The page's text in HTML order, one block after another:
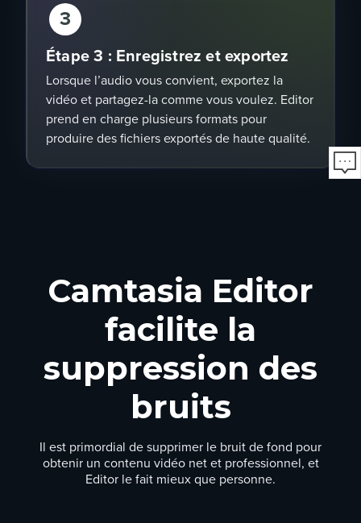
3
Étape 3 : Enregistrez et exportez
Lorsque l’audio vous convient, exportez la
vidéo et partagez-la comme vous voulez. Editor
prend en charge plusieurs formats pour
produire des fichiers exportés de haute qualité.
Camtasia Editor
facilite la
suppression des
bruits
Il est primordial de supprimer le bruit de fond pour
obtenir un contenu vidéo net et professionnel, et
Editor le fait mieux que personne.